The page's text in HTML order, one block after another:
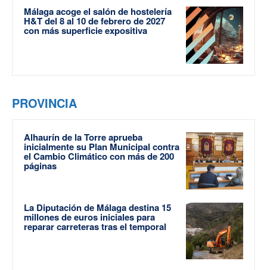
Málaga acoge el salón de hostelería
H&T del 8 al 10 de febrero de 2027
con más superficie expositiva
PROVINCIA
Alhaurín de la Torre aprueba
inicialmente su Plan Municipal contra
el Cambio Climático con más de 200
páginas
La Diputación de Málaga destina 15
millones de euros iniciales para
reparar carreteras tras el temporal